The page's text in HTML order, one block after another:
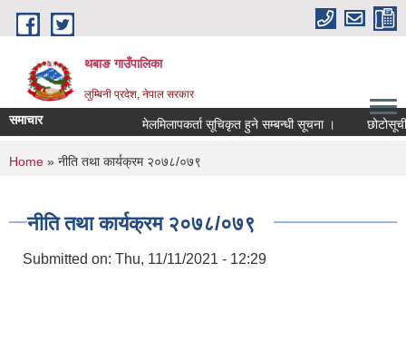
Skip to main content
थबाङ गाउँपालिका
लुम्बिनी प्रदेश, नेपाल सरकार
समाचार मेलमिलापकर्ता सूचिकृत हुने सम्बन्धी सूचना । छोटोसूची
You are here
Home » नीति तथा कार्यक्रम २०७८/०७९
नीति तथा कार्यक्रम २०७८/०७९
Submitted on: Thu, 11/11/2021 - 12:29